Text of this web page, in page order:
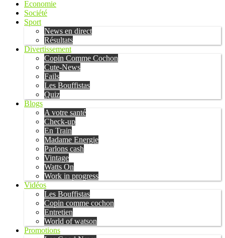
Economie
Société
Sport
News en direct
Résultats
Divertissement
Copin Comme Cochon
Cute-News
Fails
Les Bouffistas
Quiz
Blogs
A votre santé
Check-up
En Train
Madame Energie
Parlons cash
Vintage
Watts On
Work in progress
Vidéos
Les Bouffistas
Copin comme cochon
Entretien
World of watson
Promotions